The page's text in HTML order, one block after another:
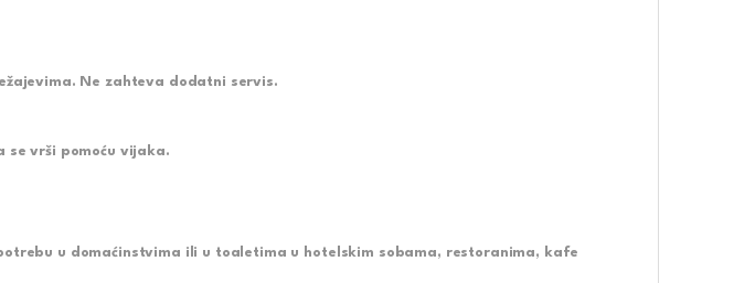
Ne zahteva dodatni servis.
se vrši pomoću vijaka.
u domaćinstvima ili u toaletima u hotelskim sobama, restoranima, kafe